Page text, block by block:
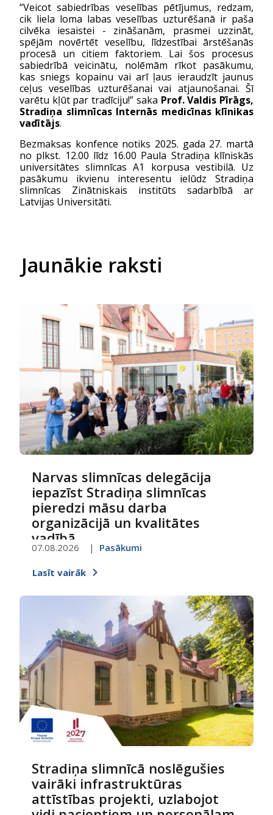
“Veicot sabiedrības veselības pētījumus, redzam,
cik liela loma labas veselības uzturēšanā ir paša
cilvēka iesaistei - zināšanām, prasmei uzzināt,
spējām novērtēt veselību, līdzestībai ārstēšanās
procesā un citiem faktoriem. Lai šos procesus
sabiedrībā veicinātu, nolēmām rīkot pasākumu,
kas sniegs kopainu vai arī ļaus ieraudzīt jaunus
ceļus veselības uzturēšanai vai atjaunošanai. Šī
varētu kļūt par tradīciju!” saka Prof. Valdis Pīrāgs,
Stradiņa slimnīcas Internās medicīnas klīnikas
vadītājs.
Bezmaksas konfence notiks 2025. gada 27. martā
no plkst. 12.00 līdz 16.00 Paula Stradiņa klīniskās
universitātes slimnīcas A1 korpusa vestibilā. Uz
pasākumu ikvienu interesentu ielūdz Stradiņa
slimnīcas Zinātniskais institūts sadarbībā ar
Latvijas Universitāti.
Jaunākie raksti
Narvas slimnīcas delegācija
iepazīst Stradiņa slimnīcas
pieredzi māsu darba
organizācijā un kvalitātes
vadībā
07.08.2026 Pasākumi
Lasīt vairāk
Stradiņa slimnīcā noslēgušies
vairāki infrastruktūras
attīstības projekti, uzlabojot